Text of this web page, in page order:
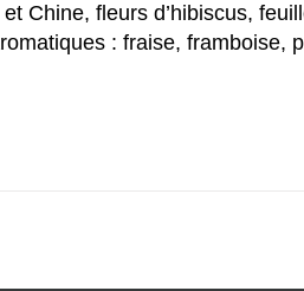
Chine, fleurs d’hibiscus,
: fraise, framboise,